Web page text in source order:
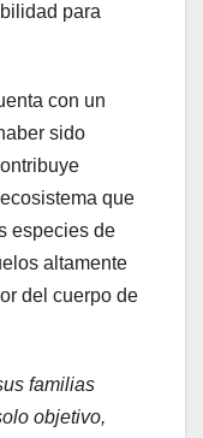
para
con un
sido
que
especies de
altamente
del cuerpo de
familias
objetivo,